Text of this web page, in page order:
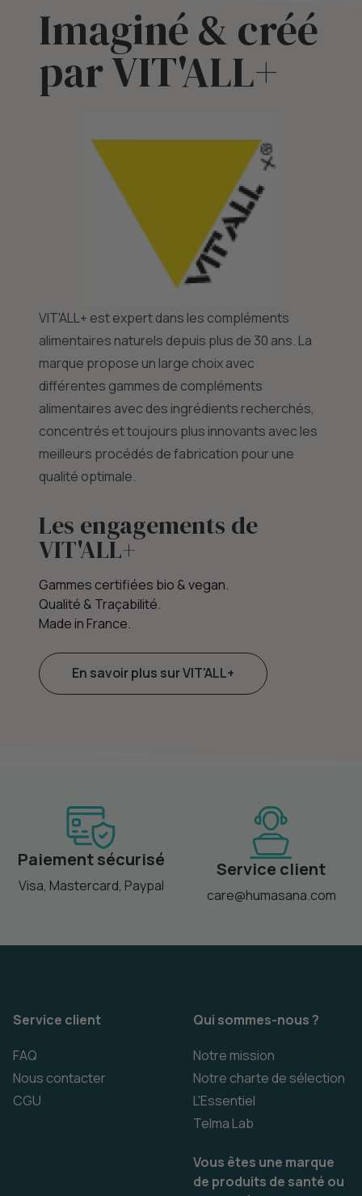
Imaginé & créé
par VIT'ALL+
VIT'ALL+ est expert dans les compléments
alimentaires naturels depuis plus de 30 ans. La
marque propose un large choix avec
différentes gammes de compléments
alimentaires avec des ingrédients recherchés,
concentrés et toujours plus innovants avec les
meilleurs procédés de fabrication pour une
qualité optimale.
Les engagements de
VIT'ALL+
Gammes certifiées bio & vegan.
Qualité & Traçabilité.
Made in France.
En savoir plus sur VIT'ALL+
Paiement sécurisé
Visa, Mastercard, Paypal
Service client
care@humasana.com
Service client
FAQ
Nous contacter
CGU
Qui sommes-nous ?
Notre mission
Notre charte de sélection
L'Essentiel
Telma Lab
Vous êtes une marque
de produits de santé ou